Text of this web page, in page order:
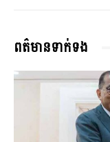
ពត៌មានទាក់ទង